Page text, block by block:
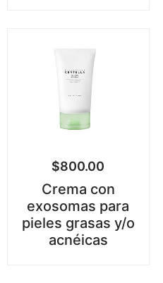
$800.00
Crema con
exosomas para
pieles grasas y/o
acnéicas